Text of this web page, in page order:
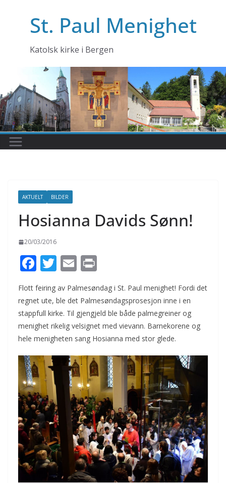
St. Paul Menighet
Katolsk kirke i Bergen
AKTUELT BILDER
Hosianna Davids Sønn!
20/03/2016
F
ac
e
b
o
o
k
T
itt
er
E
ai
l
in
t
Flott feiring av Palmesøndag i St. Paul menighet! Fordi det
regnet ute, ble det Palmesøndagsprosesjon inne i en
stappfull kirke. Til gjengjeld ble både palmegreiner og
menighet rikelig velsignet med vievann. Barnekorene og
hele menigheten sang Hosianna med stor glede.